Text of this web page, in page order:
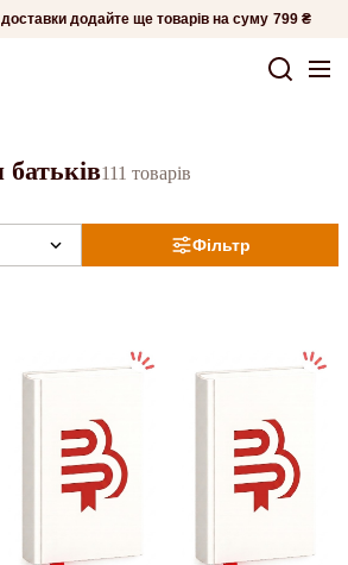
додайте ще товарів на суму 799 ₴
батьків111 товарів
Фільтр